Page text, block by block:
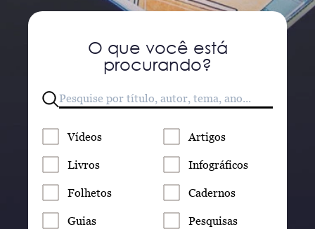
O que você está
procurando?
Vídeos Artigos
Livros Infográficos
Folhetos Cadernos
Guias Pesquisas